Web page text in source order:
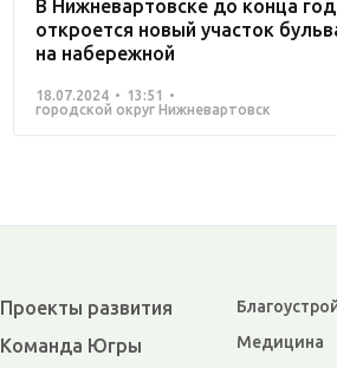
В Нижневартовске до конца
откроется новый участок
на набережной
18.07.2024
13:51
городской округ Нижневартовск
Проекты развития
Команда Югры
Медицина